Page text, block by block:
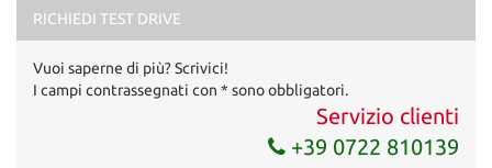
Invia la tua richiesta
RICHIEDI TEST DRIVE
Vuoi saperne di più? Scrivici!
I campi contrassegnati con * sono obbligatori.
Servizio clienti
+39 0722 810139